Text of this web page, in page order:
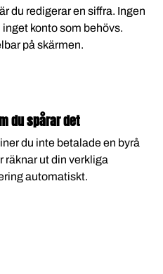
du redigerar en siffra. Ingen
konto som behövs.
på skärmen.
du spårar det
du inte betalade en byrå
räknar ut din verkliga
automatiskt.